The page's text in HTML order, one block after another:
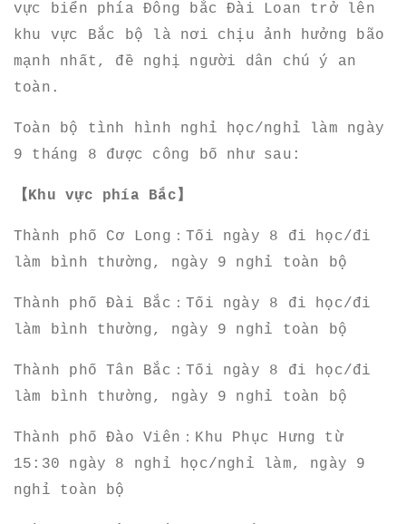
vực biển phía Đông bắc Đài Loan trở lên
khu vực Bắc bộ là nơi chịu ảnh hưởng bão
mạnh nhất, đề nghị người dân chú ý an
toàn.
Toàn bộ tình hình nghỉ học/nghỉ làm ngày
9 tháng 8 được công bố như sau:
【Khu vực phía Bắc】
Thành phố Cơ Long：Tối ngày 8 đi học/đi
làm bình thường, ngày 9 nghỉ toàn bộ
Thành phố Đài Bắc：Tối ngày 8 đi học/đi
làm bình thường, ngày 9 nghỉ toàn bộ
Thành phố Tân Bắc：Tối ngày 8 đi học/đi
làm bình thường, ngày 9 nghỉ toàn bộ
Thành phố Đào Viên：Khu Phục Hưng từ
15:30 ngày 8 nghỉ học/nghỉ làm, ngày 9
nghỉ toàn bộ